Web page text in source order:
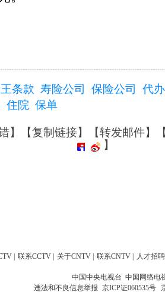
条款 寿险公司 保险公司
代
住院 保单
】【复制链接】【转发邮件】
】
| 联系CCTV | 关于CNTV | 联系CNTV | 人才招聘
中国中央电视台 中国网络电
违法和不良信息举报 京ICP证060535号